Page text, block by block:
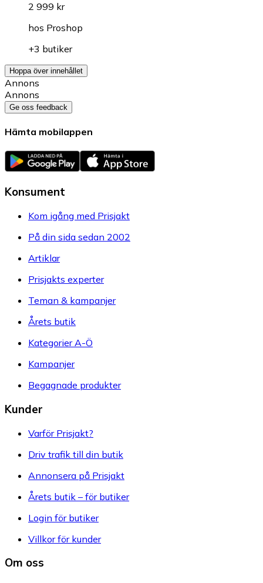
2 999 kr
hos Proshop
+3 butiker
Hoppa över innehållet
Annons
Annons
Ge oss feedback
Hämta mobilappen
Konsument
Kom igång med Prisjakt
På din sida sedan 2002
Artiklar
Prisjakts experter
Teman & kampanjer
Årets butik
Kategorier A-Ö
Kampanjer
Begagnade produkter
Kunder
Varför Prisjakt?
Driv trafik till din butik
Annonsera på Prisjakt
Årets butik – för butiker
Login för butiker
Villkor för kunder
Om oss